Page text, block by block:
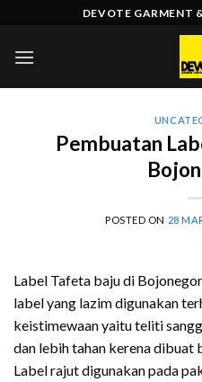
content
DEVOTE GARMENT
Pembuatan
POSTED ON 28
Label Tafeta baju di
label yang lazim digunakan
keistimewaan yaitu teliti
dan lebih tahan kerena dibuat
Label rajut digunakan pada